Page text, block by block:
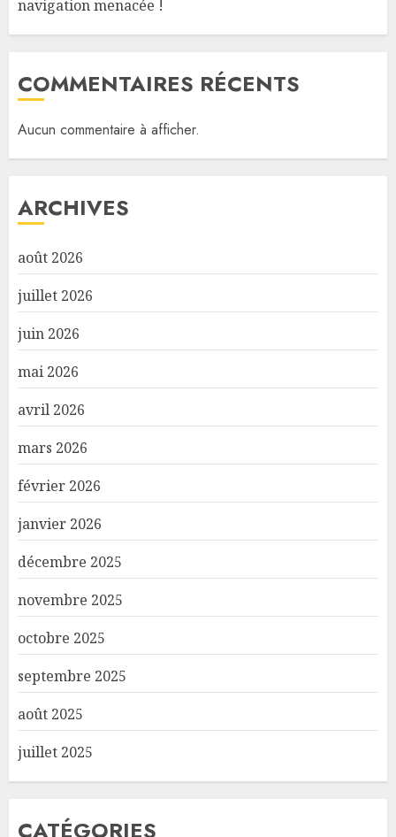
navigation menacée !
COMMENTAIRES RÉCENTS
Aucun commentaire à afficher.
ARCHIVES
août 2026
juillet 2026
juin 2026
mai 2026
avril 2026
mars 2026
février 2026
janvier 2026
décembre 2025
novembre 2025
octobre 2025
septembre 2025
août 2025
juillet 2025
CATÉGORIES